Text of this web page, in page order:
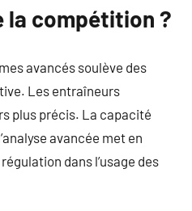
compétition ?
avancés soulève des
Les entraîneurs
plus précis. La capacité
avancée met en
dans l’usage des